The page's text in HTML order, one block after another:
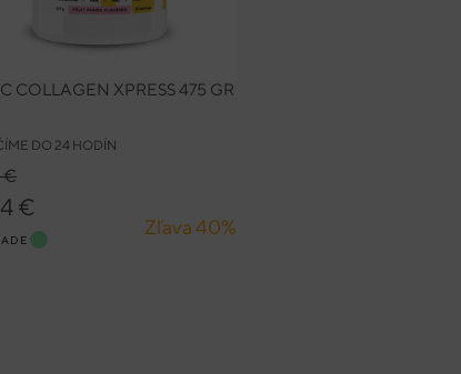
COLLAGEN XPRESS 475 GR
Zľava 40%
DO 24 HODÍN
€
€